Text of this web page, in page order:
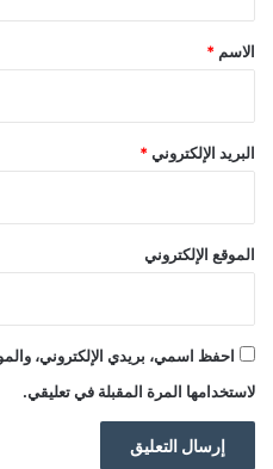
*
الاسم *
البريد الإلكتروني *
الموقع الإلكتروني
احفظ اسمي، بريدي الإلكتروني،
لاستخدامها المرة المقبلة في تعليقي.